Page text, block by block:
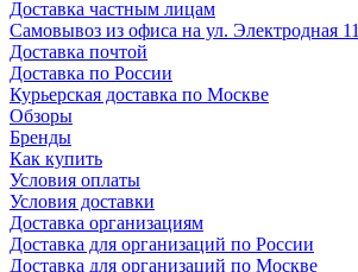
Доставка частным лицам
Самовывоз из офиса на ул. Электродная 11
Доставка почтой
Доставка по России
Курьерская доставка по Москве
Обзоры
Бренды
Как купить
Условия оплаты
Условия доставки
Доставка организациям
Доставка для организаций по России
Доставка для организаций по Москве